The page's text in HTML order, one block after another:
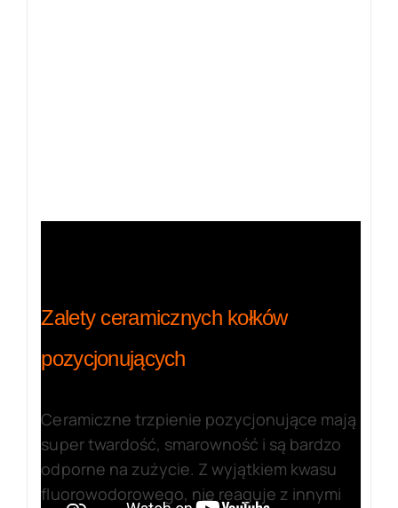
Zalety ceramicznych kołków
pozycjonujących
Ceramiczne trzpienie pozycjonujące mają
super twardość, smarowność i są bardzo
odporne na zużycie. Z wyjątkiem kwasu
fluorowodorowego, nie reaguje z innymi